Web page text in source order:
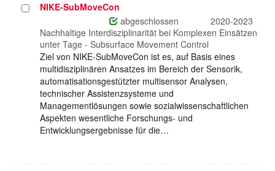
ProjektNIKE-SubMoveCon
abgeschlossen
2020-2023
Nachhaltige Interdisziplinarität bei Komplexen Einsätzen
unter Tage - Subsurface Movement Control
Ziel von NIKE-SubMoveCon ist es, auf Basis eines
multidisziplinären Ansatzes im Bereich der Sensorik,
automatisationsgestützter multisensor Analysen,
technischer Assistenzsysteme und
Managementlösungen sowie sozialwissenschaftlichen
Aspekten wesentliche Forschungs- und
Entwicklungsergebnisse für die…